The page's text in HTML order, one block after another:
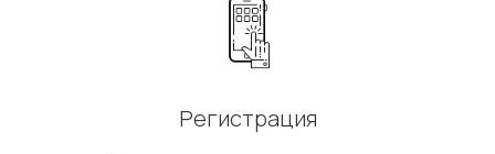
Регистрация